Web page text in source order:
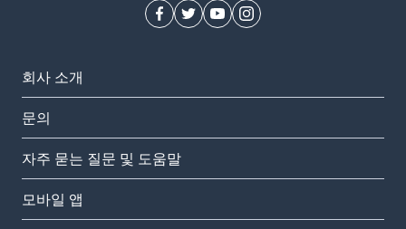
회사 소개
문의
자주 묻는 질문 및 도움말
모바일 앱